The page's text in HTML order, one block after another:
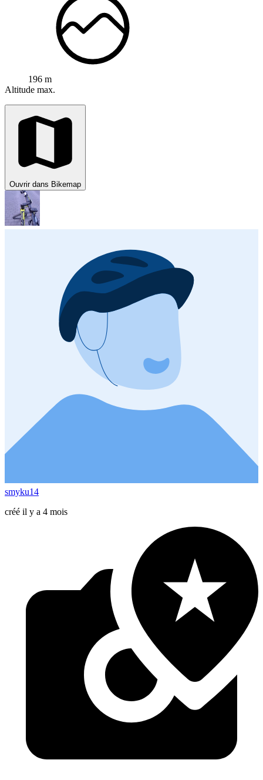
196 m
Altitude max.
Ouvrir dans Bikemap
smyku14
créé il y a 4 mois